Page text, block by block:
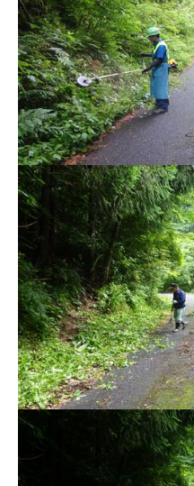
プリ
電子申請・手続きガ
イド
防災情報サイト
市役所へのアクセス
各課へのお問い合わせ